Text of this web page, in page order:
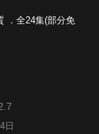
．全24集(部分免
日